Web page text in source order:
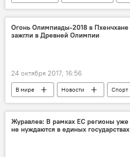
Огонь Олимпиады-2018 в Пхенчхане
зажгли в Древней Олимпии
24 октября 2017, 16:56
В мире Новости
Спорт
Допуск спортсменов из России к ОИ-2018
Журавлев: В рамках ЕС регионы уже
не нуждаются в единых государствах